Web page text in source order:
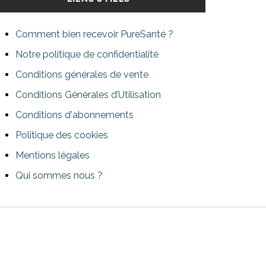
Comment bien recevoir PureSanté ?
Notre politique de confidentialité
Conditions générales de vente
Conditions Générales d’Utilisation
Conditions d'abonnements
Politique des cookies
Mentions légales
Qui sommes nous ?